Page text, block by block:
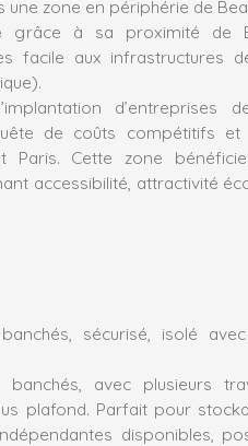
zone en périphérie de
grâce à sa proximité de
facile aux infrastructures
d’entreprises
de coûts compétitifs
Paris. Cette zone
accessibilité, attractivité
sécurisé, isolé
avec plusieurs
plafond. Parfait pour
disponibles,